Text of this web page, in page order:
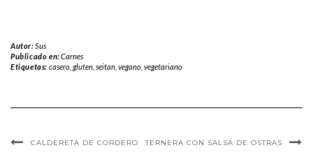
Autor:Sus
Publicado en:Carnes
Etiquetas: casero, gluten, seitan, vegano, vegetariano
CALDERETA DE CORDERO TERNERA CON SALSA DE OSTRAS